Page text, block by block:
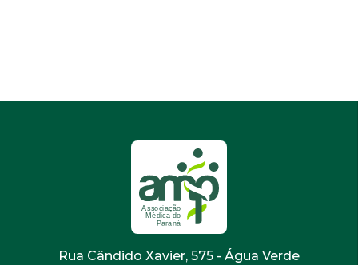
Rua Cândido Xavier, 575 - Água Verde